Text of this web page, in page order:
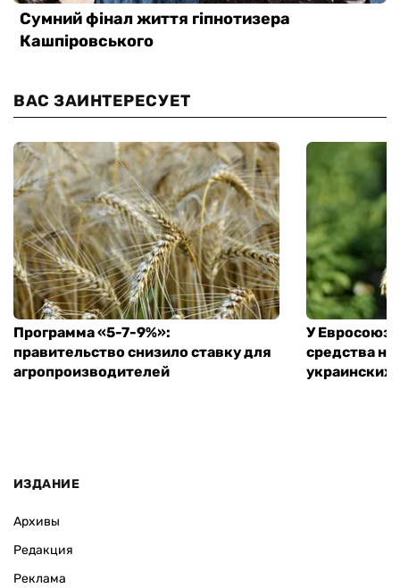
ВАС ЗАИНТЕРЕСУЕТ
Программа «5-7-9%»:
правительство снизило ставку для
агропроизводителей
У
средства
ИЗДАНИЕ
Архивы
Редакция
Реклама